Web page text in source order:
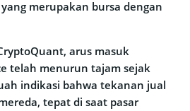
merupakan bursa dengan
arus masuk
telah menurun tajam sejak
indikasi bahwa tekanan jual
tepat di saat pasar